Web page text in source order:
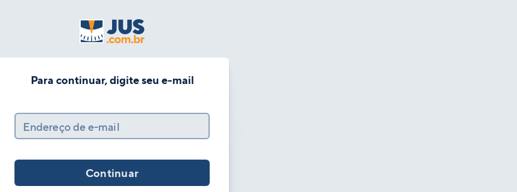
Para continuar, digite seu e-mail
Endereço de e-mail
Continuar